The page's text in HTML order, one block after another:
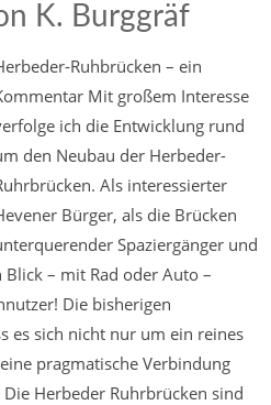
K. Burggräf
Ruhbrücken – ein
Mit großem Interesse
ich die Entwicklung rund
den Neubau der Herbeder-
Als interessierter
Bürger, als die Brücken
Spaziergänger und
– mit Rad oder Auto –
Die bisherigen
es sich nicht nur um ein reines
pragmatische Verbindung
Die Herbeder Ruhrbrücken sind